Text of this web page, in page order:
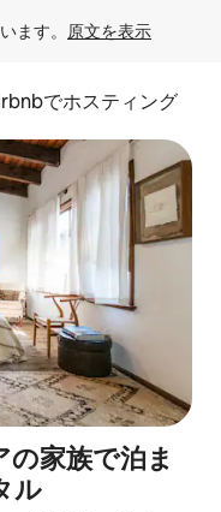
ます。 原文を表示
でホスティング
家族で泊ま
ル